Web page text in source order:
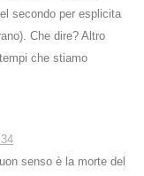
secondo per esplicita
Che dire? Altro
che stiamo
senso è la morte del